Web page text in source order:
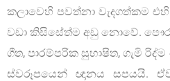
කලාවෙහි පවත්නා වැදගත්කම
වඩා කිසිසේත්ම අඩු නොවේ.
ගීත, පාරම්පරික සුභාෂිත, ගැමි
ස්වරූපයෙන් ඥානය සපයයි.